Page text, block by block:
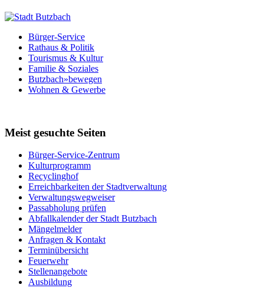
Bürger-Service
Rathaus & Politik
Tourismus & Kultur
Familie & Soziales
Butzbach»bewegen
Wohnen & Gewerbe
Meist gesuchte Seiten
Bürger-Service-Zentrum
Kulturprogramm
Recyclinghof
Erreichbarkeiten der Stadtverwaltung
Verwaltungswegweiser
Passabholung prüfen
Abfallkalender der Stadt Butzbach
Mängelmelder
Anfragen & Kontakt
Terminübersicht
Feuerwehr
Stellenangebote
Ausbildung